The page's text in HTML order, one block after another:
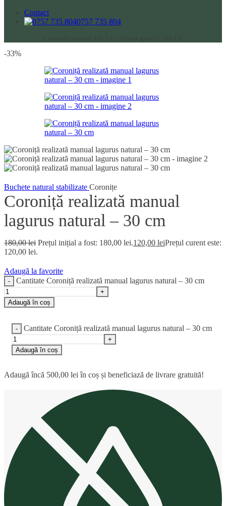
Contact
0757 735 804
-33%
Buchete natural stabilizate Coronițe
Coroniță realizată manual
lagurus natural – 30 cm
180,00lei Prețul inițial a fost: 180,00 lei.120,00 leiPrețul curent este:
120,00 lei.
Adaugă la favorite
Cantitate Coroniță realizată manual lagurus natural – 30 cm
Adaugă în coș
Cantitate Coroniță realizată manual lagurus natural – 30 cm
Adaugă în coș
Adaugă încă 500,00 lei în coș și beneficiază de livrare gratuită!